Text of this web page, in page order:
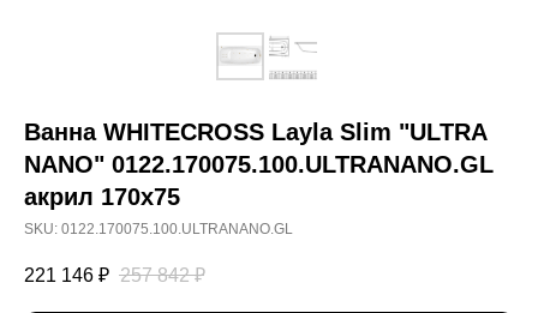
Ванна WHITECROSS Layla Slim "ULTRA
NANO" 0122.170075.100.ULTRANANO.GL
акрил 170х75
SKU: 0122.170075.100.ULTRANANO.GL
221 146 ₽ 257 842 ₽